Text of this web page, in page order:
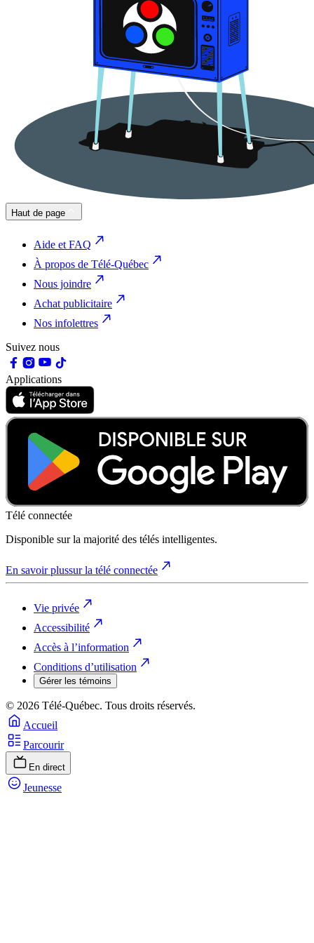
Haut de page
Aide et FAQ
À propos de Télé-Québec
Nous joindre
Achat publicitaire
Nos infolettres
Suivez nous
Applications
Télé connectée
Disponible sur la majorité des télés intelligentes.
En savoir plussur la télé connectée
Vie privée
Accessibilité
Accès à l’information
Conditions d’utilisation
Gérer les témoins
© 2026 Télé-Québec. Tous droits réservés.
Accueil
Parcourir
En direct
Jeunesse